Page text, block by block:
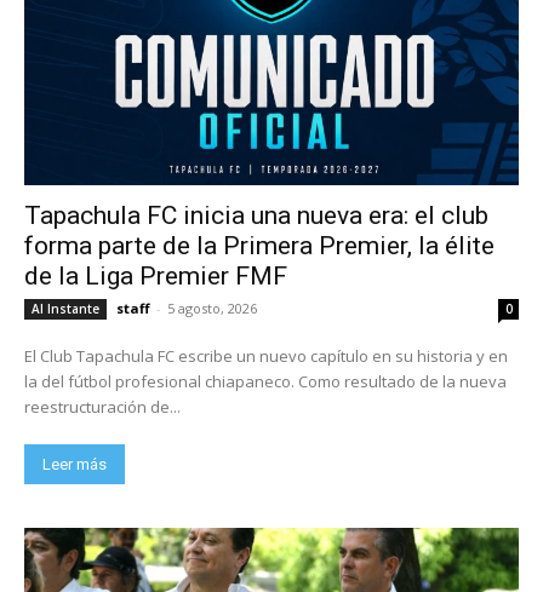
Tapachula FC inicia una nueva era: el club
forma parte de la Primera Premier, la élite
de la Liga Premier FMF
Al Instante staff - 5 agosto, 2026 0
El Club Tapachula FC escribe un nuevo capítulo en su historia y en
la del fútbol profesional chiapaneco. Como resultado de la nueva
reestructuración de...
Leer más